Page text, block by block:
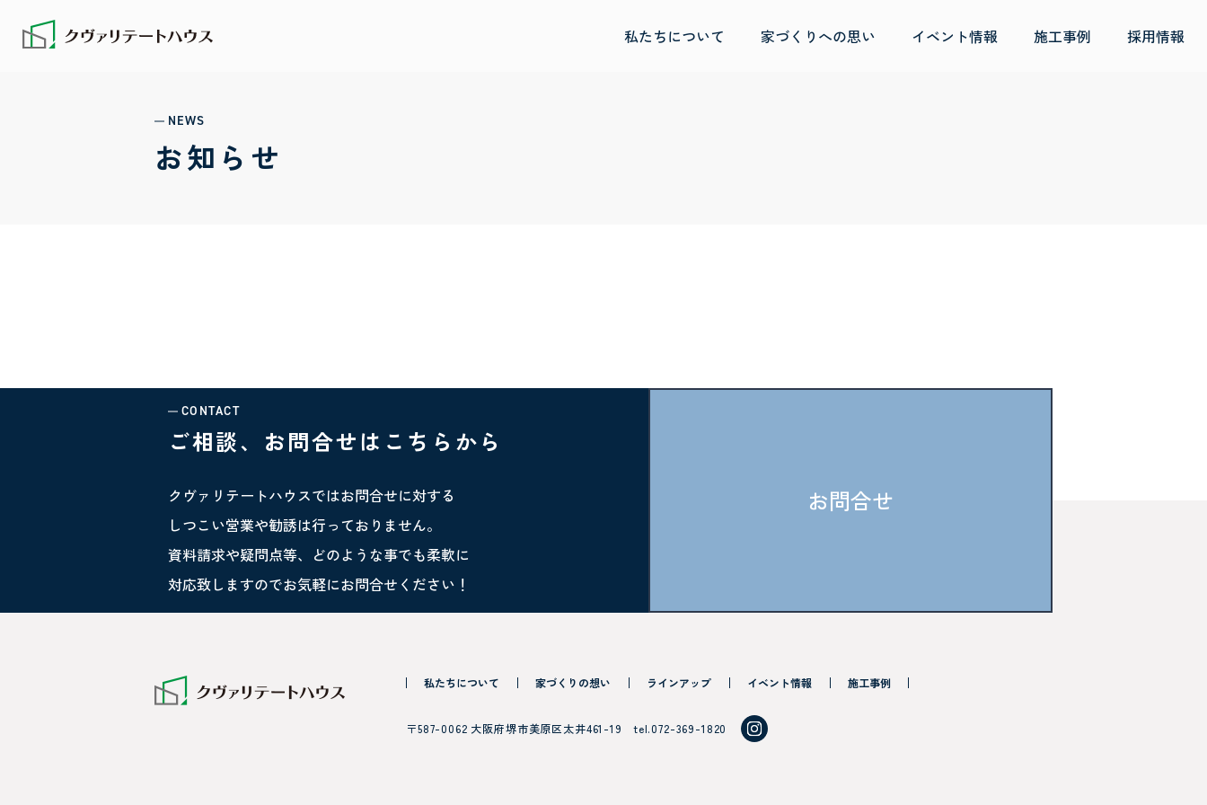
私たちについて 家づくりへの思い イベント情報 施工事例 採用情報
NEWS
お知らせ
CONTACT
ご相談、お問合せはこちらから
クヴァリテートハウスではお問合せに対する
しつこい営業や勧誘は行っておりません。
資料請求や疑問点等、どのような事でも柔軟に
対応致しますのでお気軽にお問合せください！
お問合せ
私たちについて 家づくりの想い ラインアップ イベント情報 施工事例
〒587-0062 大阪府堺市美原区太井461-19 tel.072-369-1820